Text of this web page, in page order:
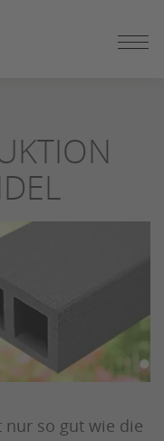
nur so gut wie die